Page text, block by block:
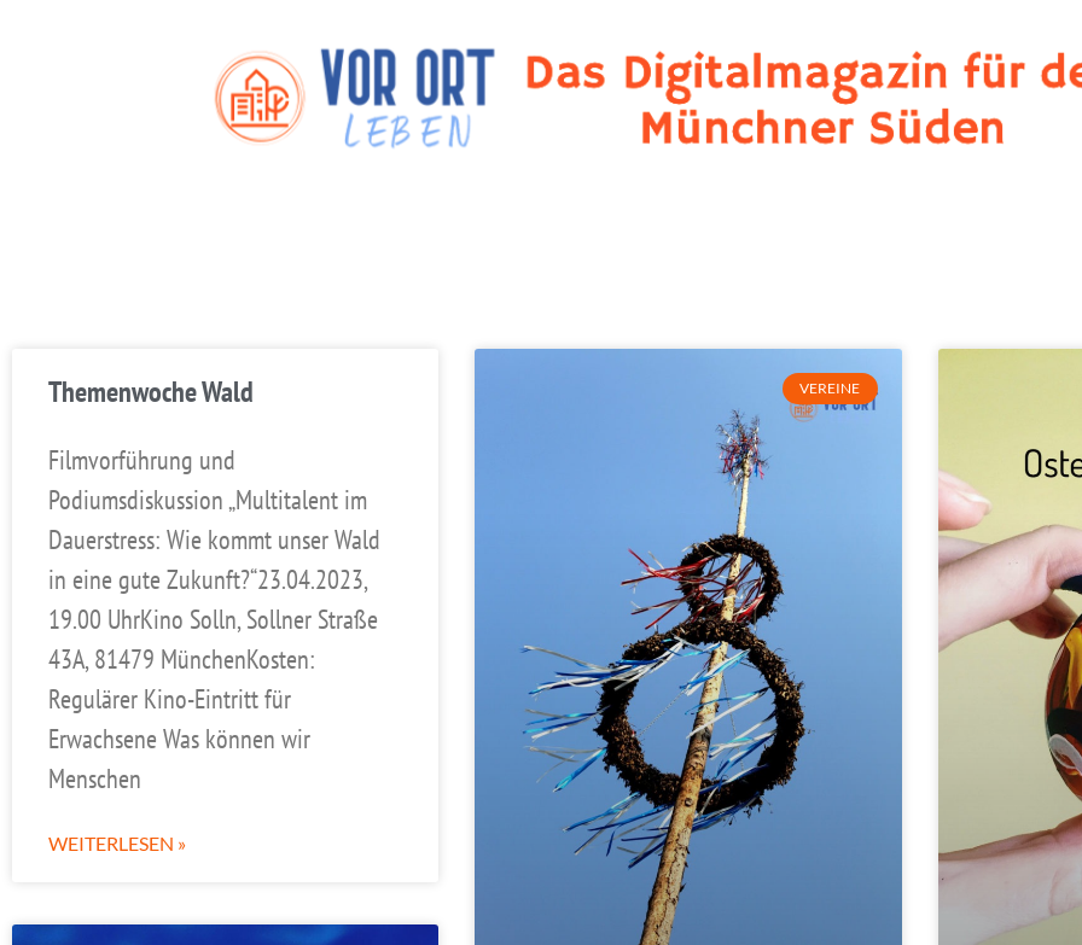
Themenwoche Wald
Filmvorführung und
Podiumsdiskussion „Multitalent im
Dauerstress: Wie kommt unser Wald
in eine gute Zukunft?“23.04.2023,
19.00 UhrKino Solln, Sollner Straße
43A, 81479 MünchenKosten:
Regulärer Kino-Eintritt für
Erwachsene Was können wir
Menschen
WEITERLESEN »
VEREINE